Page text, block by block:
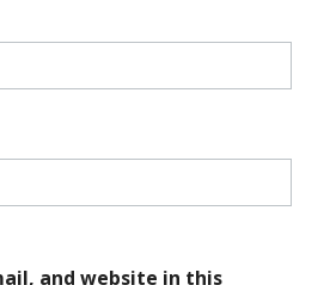
and website in this